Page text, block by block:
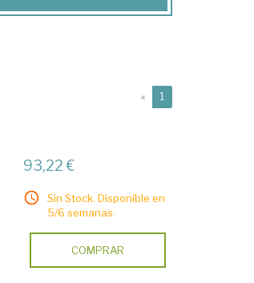
« 1
93,22 €
Sin Stock. Disponible en
5/6 semanas.
COMPRAR